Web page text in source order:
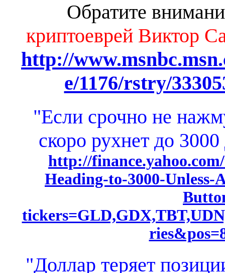
Обратите
криптоеврей Виктор
http://
e/1176/rstry/
"Если срочно не
скоро рухнет до
http://
Heading-to-3000-
"Доллар теряет